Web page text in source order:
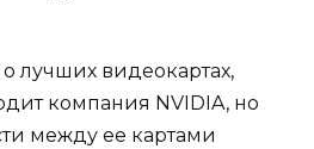
лучших видеокартах,
компания NVIDIA, но
между ее картами